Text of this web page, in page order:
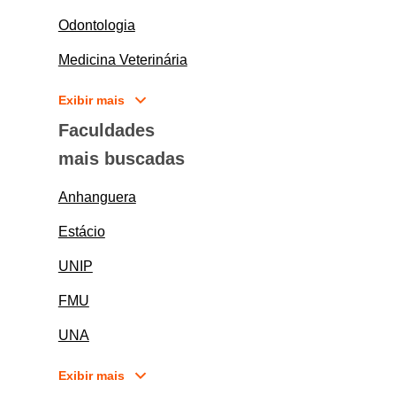
Odontologia
Medicina Veterinária
Exibir mais
Faculdades
mais buscadas
Anhanguera
Estácio
UNIP
FMU
UNA
Exibir mais